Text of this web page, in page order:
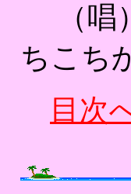
（唱
ちこち
目次